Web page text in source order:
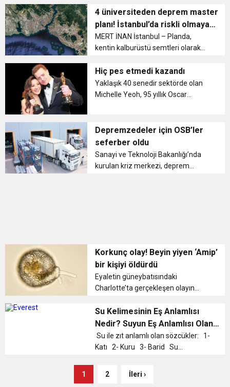
Hazar denizi ile Aral gölü arasındaki
topraklarda hakimliğini
sürdürmüştür. Oğuz Türklerinin kı...
4 üniversiteden deprem master
planı! İstanbul’da riskli olmayan
semt yok
MERT İNAN İstanbul – Planda,
kentin kalburüstü semtleri olarak
Mahalleleri’ndeki konut stoğunun
çoğunun değişikliğe uğradığı
belirtilerek “Levent’te yeme-içme,
Hiç pes etmedi kazandı
Yaklaşık 40 senedir sektörde olan
Michelle Yeoh, 95 yıllık Oscar
oldu. Üstelik bu ödüle 60 yaşında
layık görüldü. Siyahilerden, kızılde...
Depremzedeler için OSB’ler
seferber oldu
Sanayi ve Teknoloji Bakanlığı’nda
kurulan kriz merkezi, deprem
Korkunç olay! Beyin yiyen ‘Amip’
bir kişiyi öldürdü
Eyaletin güneybatısındaki
Charlotte’ta gerçekleşen olayın
muhtemelen sinüslerini musluk
suyuyla temizlerken amip kaptığını
söyledi. “Naegleria fowle...
Su Kelimesinin Eş Anlamlısı
Nedir? Suyun Eş Anlamlısı Olan
Sözcükler
Su ile zıt anlamlı olan sözcükler: 1-
Katı 2- Kuru 3- Barid Su
Ab 2- Ma 3- Sıvı Suyun Eş
1 2 İleri ›